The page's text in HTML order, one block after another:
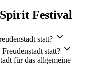
Festival
statt?
statt?
für das allgemeine